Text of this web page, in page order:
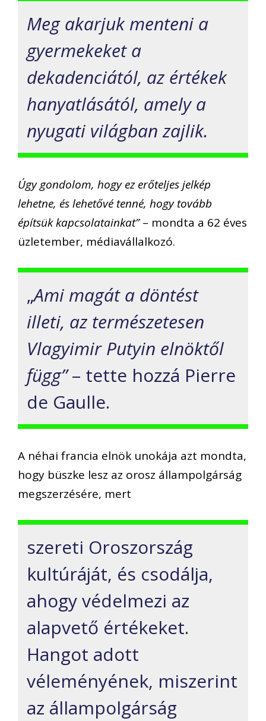
Meg akarjuk menteni a
gyermekeket a
dekadenciától, az értékek
hanyatlásától, amely a
nyugati világban zajlik.
Úgy gondolom, hogy ez erőteljes jelkép
lehetne, és lehetővé tenné, hogy tovább
építsük kapcsolatainkat”– mondta a 62 éves
üzletember, médiavállalkozó.
„Ami magát a döntést
illeti, az természetesen
Vlagyimir Putyin elnöktől
függ”– tette hozzá Pierre
de Gaulle.
A néhai francia elnök unokája azt mondta,
hogy büszke lesz az orosz állampolgárság
megszerzésére, mert
szereti Oroszország
kultúráját, és csodálja,
ahogy védelmezi az
alapvető értékeket.
Hangot adott
véleményének, miszerint
az állampolgárság